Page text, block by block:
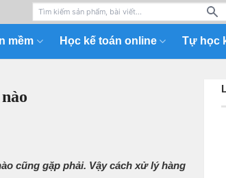
mềm Học kế toán online Tự học
cũng gặp phải. Vậy cách xử lý hàng